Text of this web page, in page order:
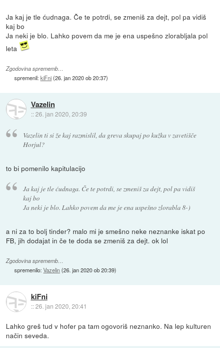
Ja kaj je tle ćudnaga. Če te potrdi, se zmeniš za dejt, pol pa vidiš
kaj bo
Ja neki je blo. Lahko povem da me je ena uspešno zlorabljala pol
leta
Zgodovina sprememb…
spremenil:kiFni(26. jan 2020 ob 20:37)
Vazelin
::26. jan 2020, 20:39
Vazelin ti si že kaj razmislil, da greva skupaj po kužka v zavetišče
Horjul?
to bi pomenilo kapitulacijo
Ja kaj je tle ćudnaga. Če te potrdi, se zmeniš za dejt, pol pa vidiš
kaj bo
Ja neki je blo. Lahko povem da me je ena uspešno zlorabla 8-)
a ni za to bolj tinder? malo mi je smešno neke neznanke iskat po
FB, jih dodajat in če te doda se zmeniš za dejt. ok lol
Zgodovina sprememb…
spremenilo:Vazelin(26. jan 2020 ob 20:39)
kiFni
::26. jan 2020, 20:41
Lahko greš tud v hofer pa tam ogovoriš neznanko. Na lep kulturen
način seveda.